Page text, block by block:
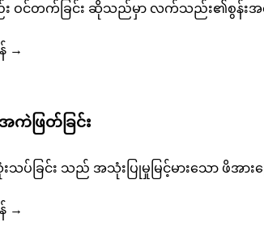
တက်ခြင်း ဆိုသည်မှာ လက်သည်း၏စွန်းအရွေ့သည်
→
ကဲဖြတ်ခြင်း
သပ်ခြင်း သည် အသုံးပြုမှုမြင့်မားသော ဖိအ
→